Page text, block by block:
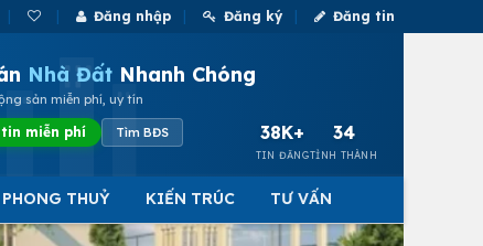
Đăng nhập Đăng ký Đăng tin
Nhà Đất Nhanh Chóng
sản miễn phí, uy tín
miễn phí Tìm BĐS 38K+
TIN ĐĂNG
34
TỈNH THÀNH
PHONG THUỶ KIẾN TRÚC TƯ VẤN